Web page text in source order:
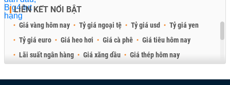
LIÊN KẾT NỔI BẬT
Giá vàng hôm nay Tỷ giá ngoại tệ Tỷ giá usd
Tỷ giá yen
Tỷ giá euro
Giá heo hơi Giá cà phê
Giá tiêu hôm nay
Lãi suất ngân hàng
Giá xăng dầu
Giá thép hôm nay